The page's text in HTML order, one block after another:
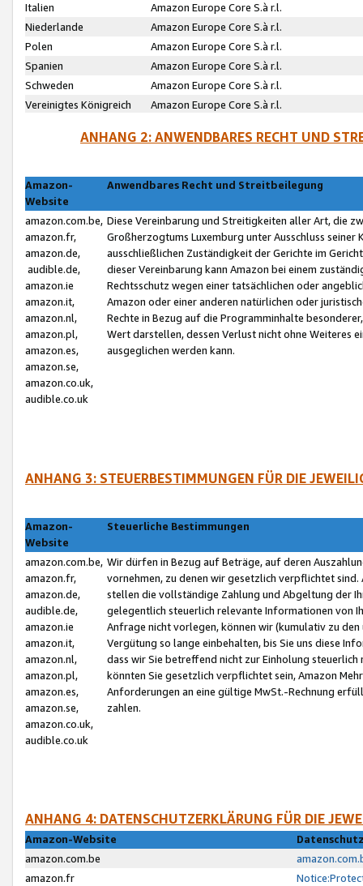
Italien
Amazon Europe Core S.à r.l.
Niederlande
Amazon Europe Core S.à r.l.
Polen
Amazon Europe Core S.à r.l.
Spanien
Amazon Europe Core S.à r.l.
Schweden
Amazon Europe Core S.à r.l.
Vereinigtes Königreich
Amazon Europe Core S.à r.l.
ANHANG 2: ANWENDBARES RECHT UND
Amazon-
Website
Anwendbares Recht und Streitbeilegung
amazon.com.be,
amazon.fr,
amazon.de,
audible.de,
amazon.ie
amazon.it,
amazon.nl,
amazon.pl,
amazon.es,
amazon.se,
amazon.co.uk,
audible.co.uk
Diese Vereinbarung und Streitigkeiten aller Art, die
Großherzogtums Luxemburg unter Ausschluss
ausschließlichen Zuständigkeit der Gerichte im
dieser Vereinbarung kann Amazon bei einem
Rechtsschutz wegen einer tatsächlichen oder
Amazon oder einer anderen natürlichen oder
Rechte in Bezug auf die Programminhalte
Wert darstellen, dessen Verlust nicht ohne Weiteres
ausgeglichen werden kann.
ANHANG 3: STEUERBESTIMMUNGEN FÜR DIE
Amazon-
Website
Steuerliche Bestimmungen
amazon.com.be,
amazon.fr,
amazon.de,
audible.de,
amazon.ie
amazon.it,
amazon.nl,
amazon.pl,
amazon.es,
amazon.se,
amazon.co.uk,
audible.co.uk
Wir dürfen in Bezug auf Beträge, auf deren
vornehmen, zu denen wir gesetzlich verpflichtet
stellen die vollständige Zahlung und Abgeltung der
gelegentlich steuerlich relevante Informationen von
Anfrage nicht vorlegen, können wir (kumulativ zu
Vergütung so lange einbehalten, bis Sie uns diese
dass wir Sie betreffend nicht zur Einholung
könnten Sie gesetzlich verpflichtet sein, Amazon
Anforderungen an eine gültige MwSt.-Rechnung
zahlen.
ANHANG 4: DATENSCHUTZERKLÄRUNG FÜR DIE
Amazon-Website
amazon.com.be
amazon.fr